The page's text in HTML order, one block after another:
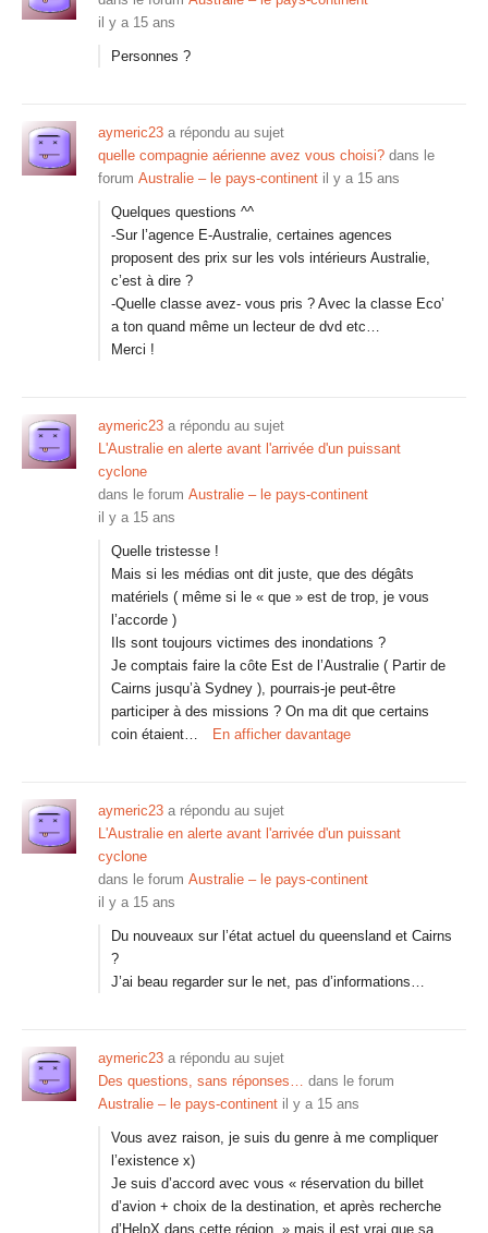
il y a 15 ans
Personnes ?
aymeric23 a répondu au sujet
quelle compagnie aérienne avez vous choisi? dans le
forum Australie – le pays-continent il y a 15 ans
Quelques questions ^^
-Sur l’agence E-Australie, certaines agences
proposent des prix sur les vols intérieurs Australie,
c’est à dire ?
-Quelle classe avez- vous pris ? Avec la classe Eco’
a ton quand même un lecteur de dvd etc…
Merci !
aymeric23 a répondu au sujet
L'Australie en alerte avant l'arrivée d'un puissant
cyclone
dans le forum Australie – le pays-continent
il y a 15 ans
Quelle tristesse !
Mais si les médias ont dit juste, que des dégâts
matériels ( même si le « que » est de trop, je vous
l’accorde )
Ils sont toujours victimes des inondations ?
Je comptais faire la côte Est de l’Australie ( Partir de
Cairns jusqu’à Sydney ), pourrais-je peut-être
participer à des missions ? On ma dit que certains
coin étaient…
En afficher davantage
aymeric23 a répondu au sujet
L'Australie en alerte avant l'arrivée d'un puissant
cyclone
dans le forum Australie – le pays-continent
il y a 15 ans
Du nouveaux sur l’état actuel du queensland et Cairns
?
J’ai beau regarder sur le net, pas d’informations…
aymeric23 a répondu au sujet
Des questions, sans réponses… dans le forum
Australie – le pays-continent il y a 15 ans
Vous avez raison, je suis du genre à me compliquer
l’existence x)
Je suis d’accord avec vous « réservation du billet
d’avion + choix de la destination, et après recherche
d’HelpX dans cette région. » mais il est vrai que sa